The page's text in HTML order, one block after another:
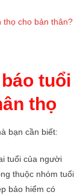
thọ cho bản thân?
tuổi
thọ
bạn cần biết:
tuổi của người
thuộc nhóm tuổi
bảo hiểm có